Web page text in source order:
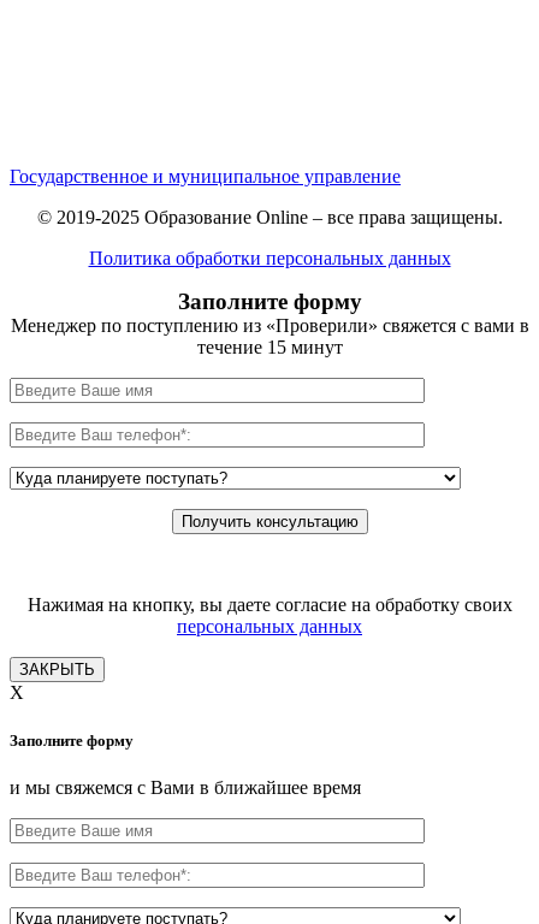
Государственное и муниципальное управление
© 2019-2025 Образование Online – все права защищены.
Политика обработки персональных данных
Заполните форму
Менеджер по поступлению из «Проверили» свяжется с вами в
течение 15 минут
Нажимая на кнопку, вы даете согласие на обработку своих
персональных данных
ЗАКРЫТЬ
X
Заполните форму
и мы свяжемся с Вами в ближайшее время